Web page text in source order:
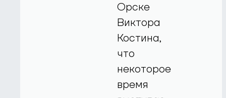
Орске
Виктора
Костина,
что
некоторое
время